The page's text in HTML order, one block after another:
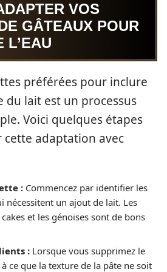
VOS
GÂTEAUX POUR
L’EAU
préférées pour inclure
du lait est un processus
Voici quelques étapes
cette adaptation avec
: Commencez par identifier les
nécessitent un ajout de lait. Les
et les génoises sont de bons
: Lorsque vous supprimez le
ce que la texture de la pâte ne soit